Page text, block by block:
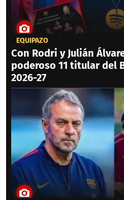
EQUIPAZO
Con Rodri y Julián
poderoso 11 titular del
2026-27